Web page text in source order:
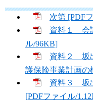
次第 [PDF
資料１ 会
ル/96KB]
資料２ 坂
護保険事業計画の
資料３ 坂
[PDFファイル/